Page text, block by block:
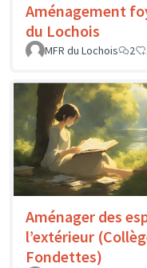
Aménagement
du Lochois
MFR du Lochois
2
Aménager des
l’extérieur
Fondettes)